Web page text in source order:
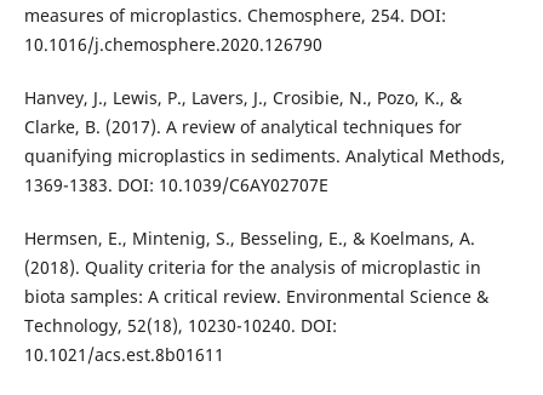
measures of microplastics. Chemosphere, 254. DOI:
10.1016/j.chemosphere.2020.126790
Hanvey, J., Lewis, P., Lavers, J., Crosibie, N., Pozo, K., &
Clarke, B. (2017). A review of analytical techniques for
quanifying microplastics in sediments. Analytical Methods,
1369-1383. DOI: 10.1039/C6AY02707E
Hermsen, E., Mintenig, S., Besseling, E., & Koelmans, A.
(2018). Quality criteria for the analysis of microplastic in
biota samples: A critical review. Environmental Science &
Technology, 52(18), 10230-10240. DOI:
10.1021/acs.est.8b01611